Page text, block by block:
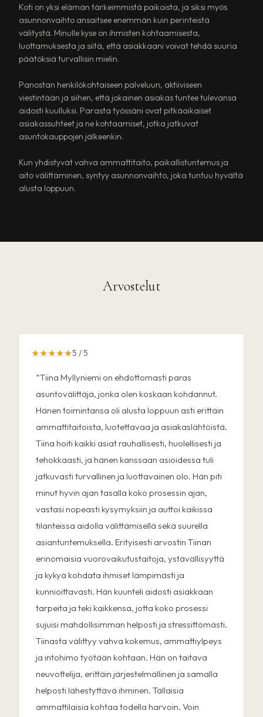
Koti on yksi elämän tärkeimmistä paikoista, ja siksi myös
asunnonvaihto ansaitsee enemmän kuin perinteistä
välitystä. Minulle kyse on ihmisten kohtaamisesta,
luottamuksesta ja siitä, että asiakkaani voivat tehdä suuria
päätöksiä turvallisin mielin.
Panostan henkilökohtaiseen palveluun, aktiiviseen
viestintään ja siihen, että jokainen asiakas tuntee tulevansa
aidosti kuulluksi. Parasta työssäni ovat pitkäaikaiset
asiakassuhteet ja ne kohtaamiset, jotka jatkuvat
asuntokauppojen jälkeenkin.
Kun yhdistyvät vahva ammattitaito, paikallistuntemus ja
aito välittäminen, syntyy asunnonvaihto, joka tuntuu hyvältä
alusta loppuun.
Arvostelut
★★★★★5 / 5
“Tiina Myllyniemi on ehdottomasti paras
asuntovälittäjä, jonka olen koskaan kohdannut.
Hänen toimintansa oli alusta loppuun asti erittäin
ammattitaitoista, luotettavaa ja asiakaslähtöistä.
Tiina hoiti kaikki asiat rauhallisesti, huolellisesti ja
tehokkaasti, ja hänen kanssaan asioidessa tuli
jatkuvasti turvallinen ja luottavainen olo. Hän piti
minut hyvin ajan tasalla koko prosessin ajan,
vastasi nopeasti kysymyksiin ja auttoi kaikissa
tilanteissa aidolla välittämisellä sekä suurella
asiantuntemuksella. Erityisesti arvostin Tiinan
erinomaisia vuorovaikutustaitoja, ystävällisyyttä
ja kykyä kohdata ihmiset lämpimästi ja
kunnioittavasti. Hän kuunteli aidosti asiakkaan
tarpeita ja teki kaikkensa, jotta koko prosessi
sujuisi mahdollisimman helposti ja stressittömästi.
Tiinasta välittyy vahva kokemus, ammattiylpeys
ja intohimo työtään kohtaan. Hän on taitava
neuvottelija, erittäin järjestelmällinen ja samalla
helposti lähestyttävä ihminen. Tällaisia
ammattilaisia kohtaa todella harvoin. Voin